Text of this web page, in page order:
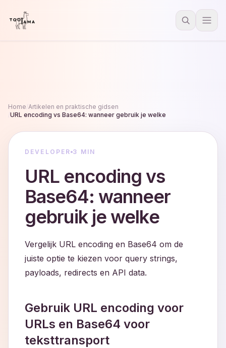
Home Artikelen en praktische gidsen
URL encoding vs Base64: wanneer gebruik je welke
DEVELOPER 3 MIN
URL encoding vs
Base64: wanneer
gebruik je welke
Vergelijk URL encoding en Base64 om de
juiste optie te kiezen voor query strings,
payloads, redirects en API data.
Gebruik URL encoding voor
URLs en Base64 voor
teksttransport